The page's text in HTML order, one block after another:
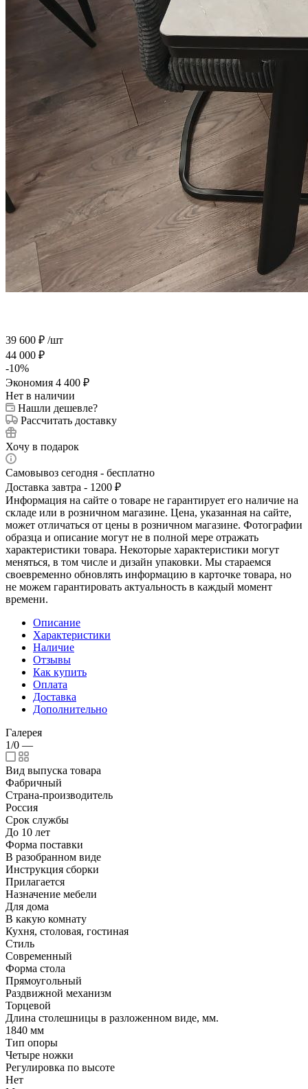
39 600 ₽ /шт
44 000 ₽
-10%
Экономия 4 400 ₽
Нет в наличии
Нашли дешевле?
Рассчитать доставку
Хочу в подарок
Самовывоз сегодня - бесплатно
Доставка завтра - 1200 ₽
Информация на сайте о товаре не гарантирует его наличие на
складе или в розничном магазине. Цена, указанная на сайте,
может отличаться от цены в розничном магазине. Фотографии
образца и описание могут не в полной мере отражать
характеристики товара. Некоторые характеристики могут
меняться, в том числе и дизайн упаковки. Мы стараемся
своевременно обновлять информацию в карточке товара, но
не можем гарантировать актуальность в каждый момент
времени.
Описание
Характеристики
Наличие
Отзывы
Как купить
Оплата
Доставка
Дополнительно
Галерея
1/0 —
Вид выпуска товара
Фабричный
Страна-производитель
Россия
Срок службы
До 10 лет
Форма поставки
В разобранном виде
Инструкция сборки
Прилагается
Назначение мебели
Для дома
В какую комнату
Кухня, столовая, гостиная
Стиль
Современный
Форма стола
Прямоугольный
Раздвижной механизм
Торцевой
Длина столешницы в разложенном виде, мм.
1840 мм
Тип опоры
Четыре ножки
Регулировка по высоте
Нет